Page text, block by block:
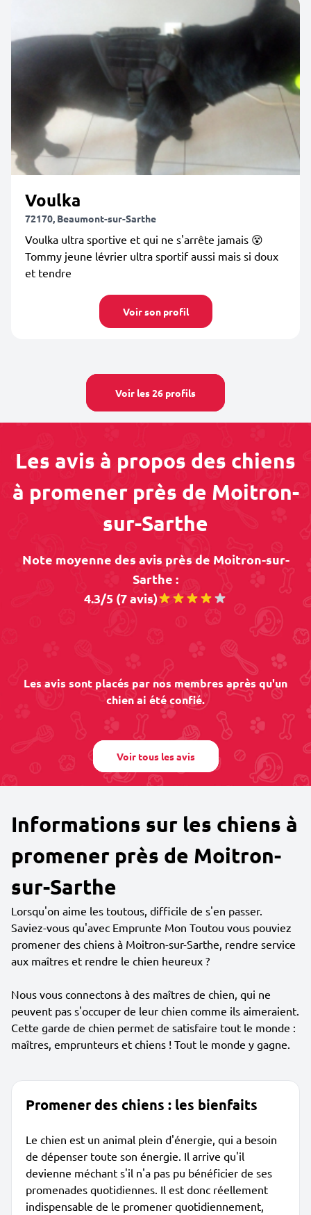
Voulka
72170, Beaumont-sur-Sarthe
Voulka ultra sportive et qui ne s'arrête jamais 😵
Tommy jeune lévrier ultra sportif aussi mais si doux
et tendre
Voir son profil
Voir les 26 profils
Les avis à propos des chiens
à promener près de Moitron-
sur-Sarthe
Note moyenne des avis près de Moitron-sur-
Sarthe :
4.3/5 (7 avis)
Les avis sont placés par nos membres après qu'un
chien ai été confié.
Voir tous les avis
Informations sur les chiens à
promener près de Moitron-
sur-Sarthe
Lorsqu'on aime les toutous, difficile de s'en passer.
Saviez-vous qu'avec Emprunte Mon Toutou vous pouviez
promener des chiens à Moitron-sur-Sarthe, rendre service
aux maîtres et rendre le chien heureux ?
Nous vous connectons à des maîtres de chien, qui ne
peuvent pas s'occuper de leur chien comme ils aimeraient.
Cette garde de chien permet de satisfaire tout le monde :
maîtres, emprunteurs et chiens ! Tout le monde y gagne.
Promener des chiens : les bienfaits
Le chien est un animal plein d'énergie, qui a besoin
de dépenser toute son énergie. Il arrive qu'il
devienne méchant s'il n'a pas pu bénéficier de ses
promenades quotidiennes. Il est donc réellement
indispensable de le promener quotidiennement,